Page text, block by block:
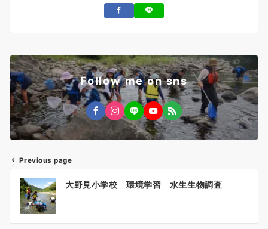
Follow me on sns
投
稿
ナ
ビ
Previous page
大野見小学校 環境学習 水生生物調査